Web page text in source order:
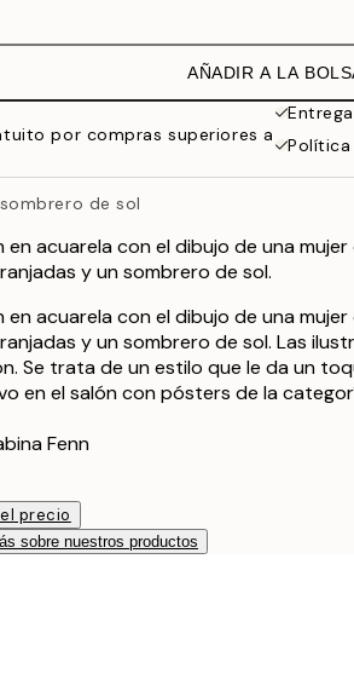
AÑADIR A LA
por compras superiores a
de sol
en acuarela con el dibujo de una
y un sombrero de sol.
en acuarela con el dibujo de una
y un sombrero de sol. Las
Se trata de un estilo que le da un
en el salón con pósters de la
Fenn
precio
sobre nuestros productos